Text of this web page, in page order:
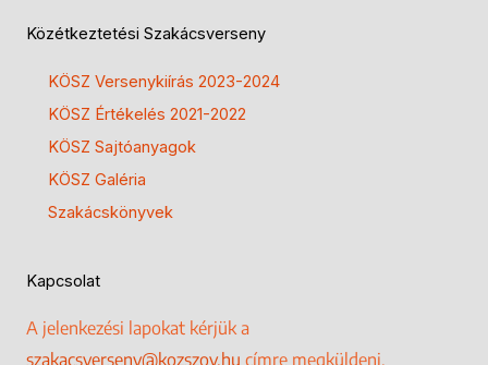
Közétkeztetési Szakácsverseny
KÖSZ Versenykiírás 2023-2024
KÖSZ Értékelés 2021-2022
KÖSZ Sajtóanyagok
KÖSZ Galéria
Szakácskönyvek
Kapcsolat
A jelenkezési lapokat kérjük a
szakacsverseny@kozszov.hu címre megküldeni.